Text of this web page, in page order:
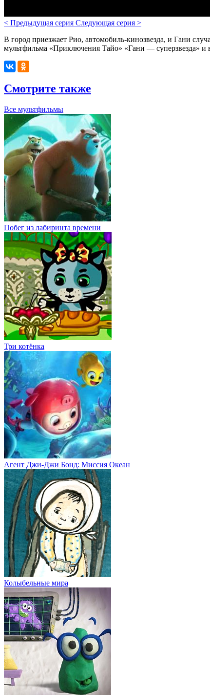
< Предыдущая серия Следующая серия >
В город приезжает Рио, автомобиль-кинозвезда, и Гани
мультфильма «Приключения Тайо» «Гани — суперзвезда» и
Смотрите также
Все мультфильмы
Побег из лабиринта времени
Три котёнка
Агент Джи-Джи Бонд: Миссия Океан
Колыбельные мира